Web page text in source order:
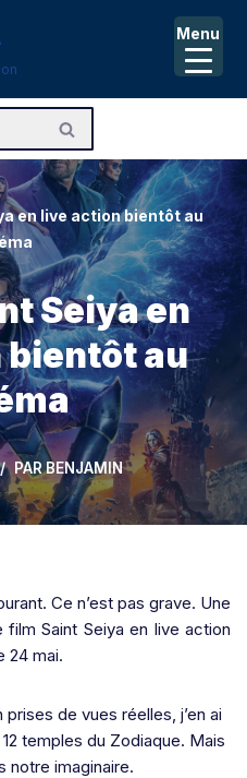
en live action bientôt au
Seiya en
au
PARBENJAMIN
Ce n’est pas grave. Une
film Saint Seiya en live action
24 mai.
de vues réelles, j’en ai
temples du Zodiaque. Mais
notre imaginaire.
Menu